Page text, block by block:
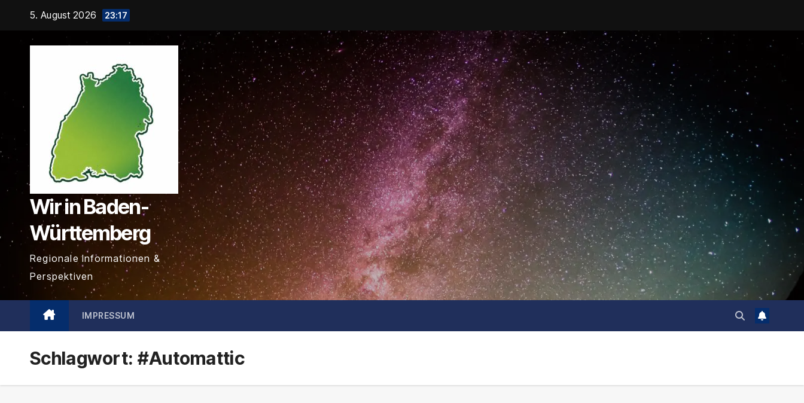
springen
5. August 2026 23:17
Wir in Baden-
Württemberg
Regionale Informationen &
Perspektiven
IMPRESSUM
Schlagwort: #Automattic